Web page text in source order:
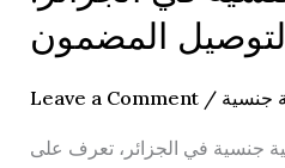
المضمون
Leave a Comment / جنسية
جنسية في الجزائر، تعرف على
دمية
جنسية
الأسعار